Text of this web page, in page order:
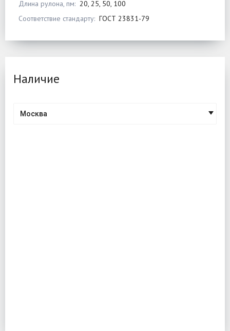
Длина рулона, пм: 20, 25, 50, 100
Соответствие стандарту: ГОСТ 23831-79
Наличие
Москва